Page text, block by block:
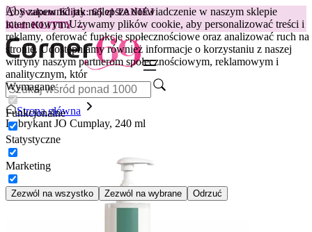
Aby zapewnić jak najlepsze doświadczenie w naszym sklepie
internetowym.Używamy plików cookie, aby personalizować treści i
reklamy, oferować funkcje społecznościowe oraz analizować ruch na
stronie. Udostępniamy również informacje o korzystaniu z naszej
witryny naszym partnerom społecznościowym, reklamowym i
analitycznym, któr
Wymagane
Funkcjonalne
Statystyczne
Marketing
Zezwól na wszystko Zezwól na wybrane Odrzuć
😽Svakom Klitty: 65 zł TANIEJ
Kod: KLITTY →
Strona główna
Lubrykant JO Cumplay, 240 ml